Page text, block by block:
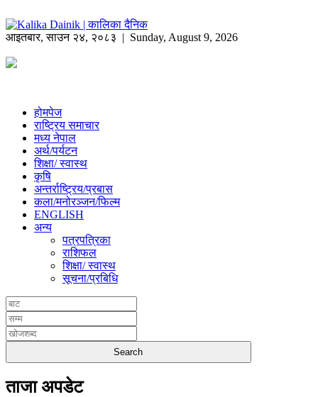
आइतबार,साउन २४, २०८३ | Sunday, August 9, 2026
होमपेज
राष्ट्रिय समाचार
मध्य नेपाल
अर्थ/पर्यटन
शिक्षा/ स्वास्थ
कृषि
अन्तर्राष्ट्रिय/प्रबास
कला/मनोरञ्जन/फिल्म
ENGLISH
अन्य
पत्रपत्रिका
राशिफल
शिक्षा/ स्वास्थ
सूचना/प्रबिधि
ताजा अपडेट